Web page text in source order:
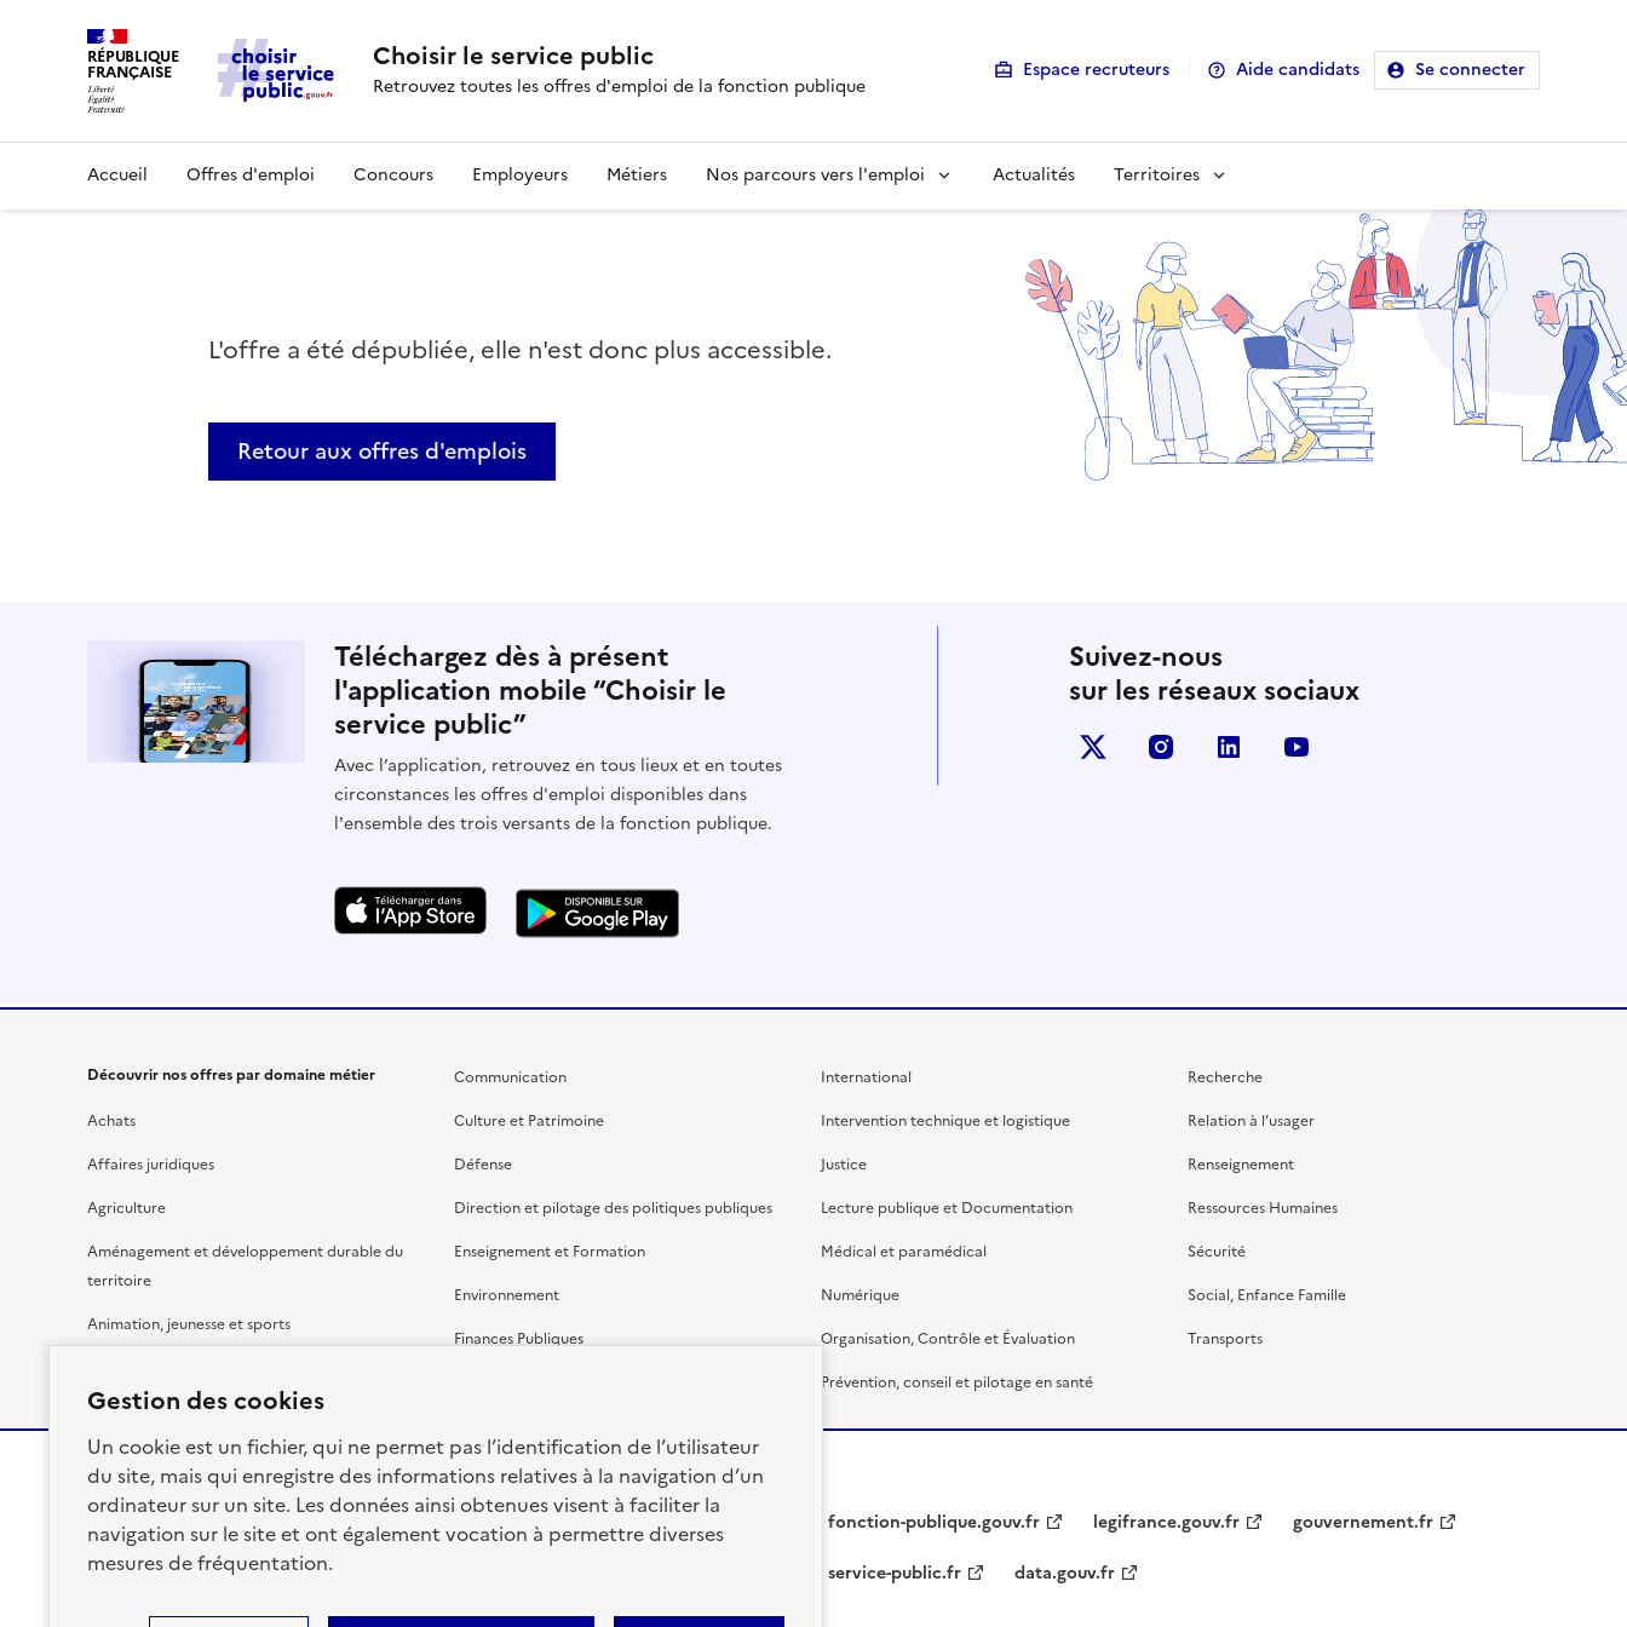
Gestion des cookies
Un cookie est un fichier, qui ne permet pas l’identification de l’utilisateur
du site, mais qui enregistre des informations relatives à la navigation d’un
ordinateur sur un site. Les données ainsi obtenues visent à faciliter la
navigation sur le site et ont également vocation à permettre diverses
mesures de fréquentation.
RÉPUBLIQUE
FRANÇAISE Choisir le service public
Retrouvez toutes les offres d'emploi de la fonction publique
Espace recruteurs Aide candidats Se connecter
Accueil Offres d'emploi Concours Employeurs Métiers Nos parcours vers l'emploi Actualités Territoires
L'offre a été dépubliée, elle n'est donc plus accessible.
Retour aux offres d'emplois
Téléchargez dès à présent
l'application mobile “Choisir le
service public”
Avec l’application, retrouvez en tous lieux et en toutes
circonstances les offres d'emploi disponibles dans
l'ensemble des trois versants de la fonction publique.
Suivez-nous
sur les réseaux sociaux
X (anciennement Twitter)
instagramlinkedin
Découvrir nos offres par domaine métier
Achats
Affaires juridiques
Agriculture
Aménagement et développement durable du
territoire
Animation, jeunesse et sports
Communication
Culture et Patrimoine
Défense
Direction et pilotage des politiques publiques
Enseignement et Formation
Environnement
Finances Publiques
International
Intervention technique et logistique
Justice
Lecture publique et Documentation
Médical et paramédical
Numérique
Organisation, Contrôle et Évaluation
Prévention, conseil et pilotage en santé
Recherche
Relation à l’usager
Renseignement
Ressources Humaines
Sécurité
Social, Enfance Famille
Transports
RÉPUBLIQUE
FRANÇAISE fonction-publique.gouv.fr legifrance.gouv.fr
gouvernement.fr
service-public.fr
data.gouv.fr